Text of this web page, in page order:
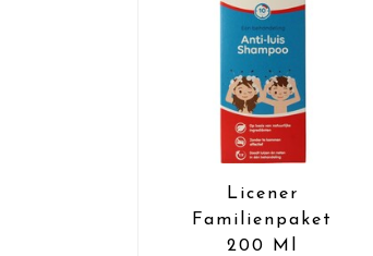
Licener
Familienpaket
200 Ml